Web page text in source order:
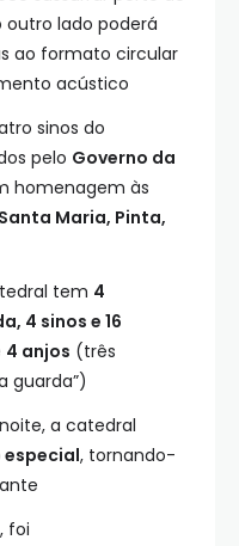
lado poderá
ao formato circular
acústico
sinos do
pelo Governo da
homenagem às
Santa Maria, Pinta,
tem 4
4 sinos e 16
4 anjos (três
guarda”)
a catedral
, tornando-
, foi